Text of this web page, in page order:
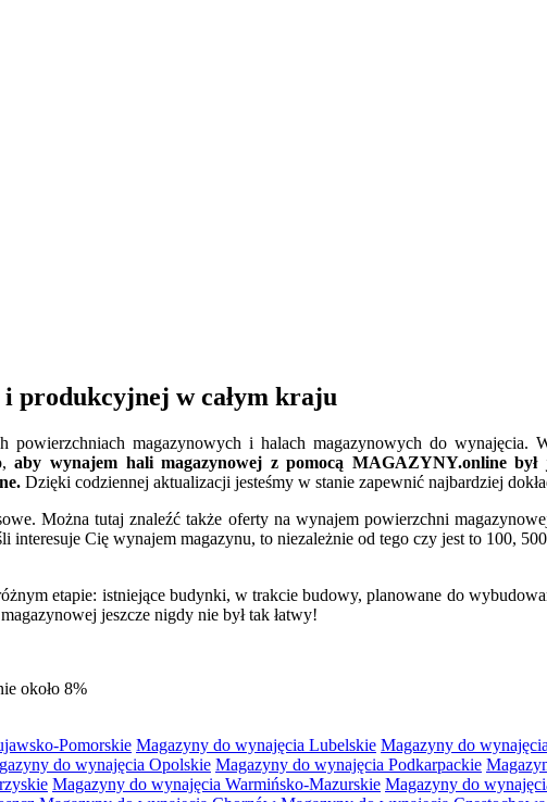
produkcyjnej w całym kraju
powierzchniach magazynowych i halach magazynowych do wynajęcia.
aby wynajem hali magazynowej z pomocą MAGAZYNY.online
Dzięki codziennej aktualizacji jesteśmy w stanie zapewnić najbardziej
Można tutaj znaleźć także oferty na wynajem powierzchni
interesuje Cię wynajem magazynu, to niezależnie od tego czy jest to 100,
etapie: istniejące budynki, w trakcie budowy, planowane do
jeszcze nigdy nie był tak łatwy!
około 8%
Pomorskie Magazyny do wynajęcia Lubelskie Magazyny do
do wynajęcia Opolskie Magazyny do wynajęcia Podkarpackie
Magazyny do wynajęcia Warmińsko-Mazurskie Magazyny do